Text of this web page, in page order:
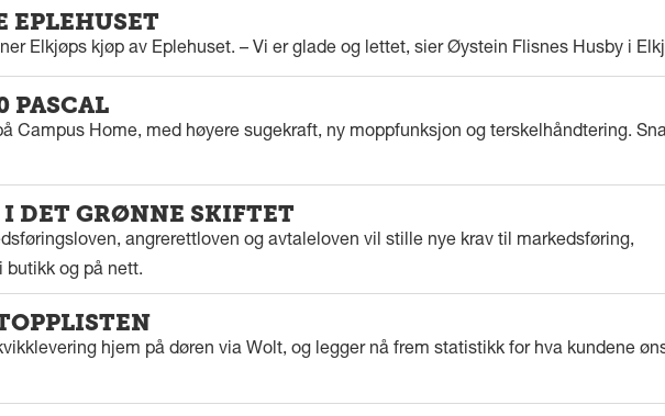
EPLEHUSET
Elkjøps kjøp av Eplehuset. – Vi er glade og lettet, sier Øystein Flisnes Husby i
PASCAL
Campus Home, med høyere sugekraft, ny moppfunksjon og terskelhåndtering.
DET GRØNNE SKIFTET
angrerettloven og avtaleloven vil stille nye krav til markedsføring,
butikk og på nett.
hjem på døren via Wolt, og legger nå frem statistikk for hva kundene